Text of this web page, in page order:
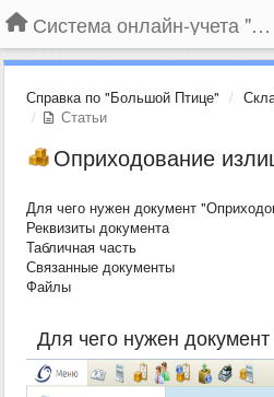
Система онлайн-учета "Большая Птица"
Справка по "Большой Птице"
Статьи
Оприходование
Для чего нужен документ
Реквизиты документа
Табличная часть
Связанные документы
Файлы
Для чего нужен